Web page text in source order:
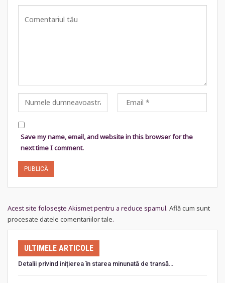
Save my name, email, and website in this browser for the
next time I comment.
Acest site folosește Akismet pentru a reduce spamul. Află cum sunt
procesate datele comentariilor tale.
ULTIMELE ARTICOLE
Detalii privind inițierea în starea minunată de transă…